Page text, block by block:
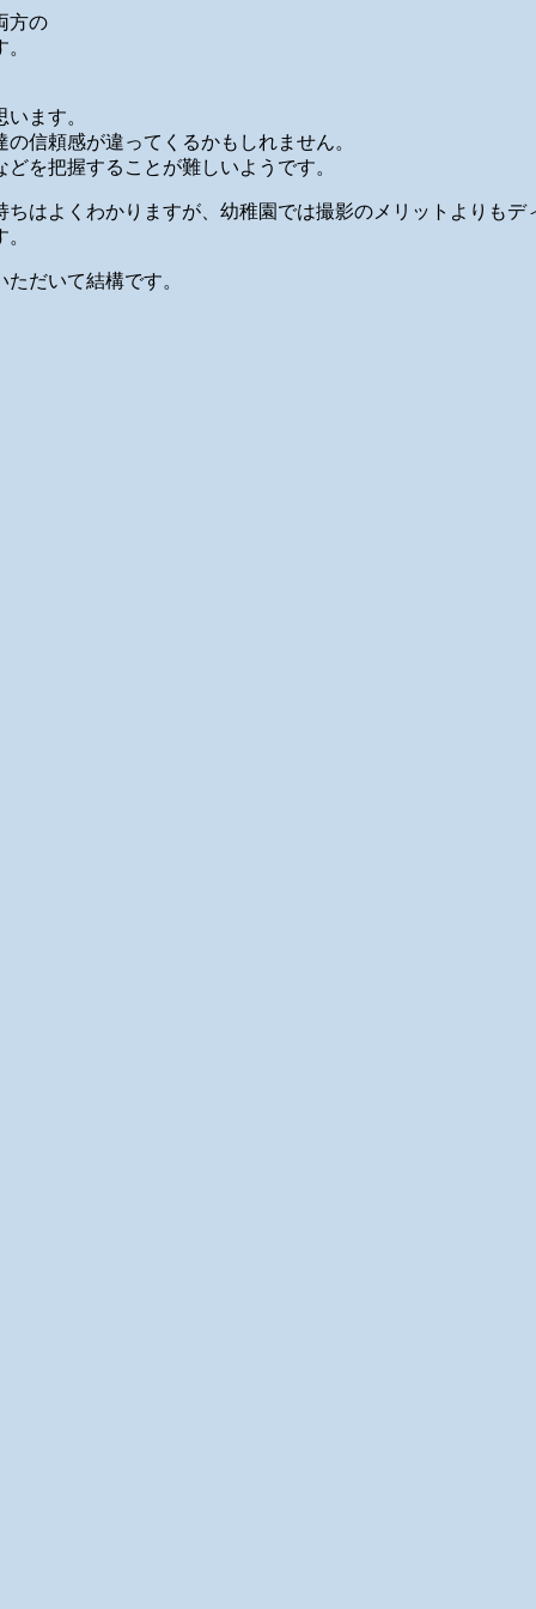
方の
ます。
信頼感が違ってくるかもしれません。
を把握することが難しいようです。
はよくわかりますが、幼稚園では撮影のメリットよりも
だいて結構です。